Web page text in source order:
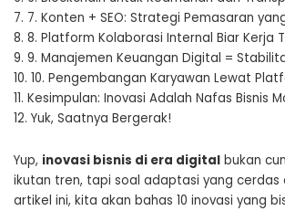
7. 7. Konten + SEO: Strategi Pemasaran
8. 8. Platform Kolaborasi Internal Biar Kerja
9. 9. Manajemen Keuangan Digital =
10. 10. Pengembangan Karyawan Lewat
11. Kesimpulan: Inovasi Adalah Nafas Bisnis
12. Yuk, Saatnya Bergerak!
Yup, inovasi bisnis di era digital bukan
ikutan tren, tapi soal adaptasi yang cerdas
artikel ini, kita akan bahas 10 inovasi yang